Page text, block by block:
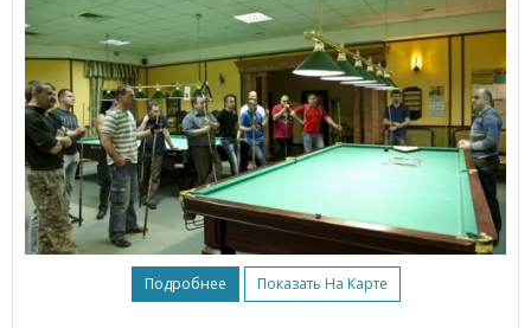
Подробнее Показать На Карте